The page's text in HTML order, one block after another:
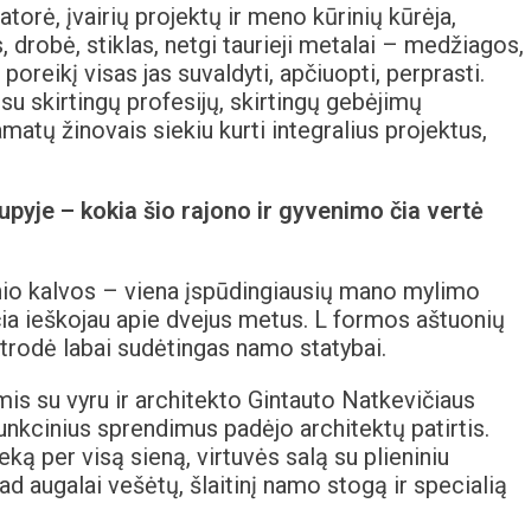
įvairių projektų ir meno kūrinių kūrėja,
drobė, stiklas, netgi taurieji metalai – medžiagos,
visas jas suvaldyti, apčiuopti, perprasti.
skirtingų profesijų, skirtingų gebėjimų
žinovais siekiu kurti integralius projektus,
– kokia šio rajono ir gyvenimo čia vertė
kalvos – viena įspūdingiausių mano mylimo
ieškojau apie dvejus metus. L formos aštuonių
labai sudėtingas namo statybai.
su vyru ir architekto Gintauto Natkevičiaus
sprendimus padėjo architektų patirtis.
per visą sieną, virtuvės salą su plieniniu
augalai vešėtų, šlaitinį namo stogą ir specialią